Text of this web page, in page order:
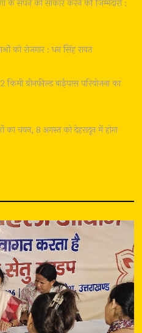
के सपने को साकार करने की जिम्मेदारी :
को रोजगार : धन सिंह रावत
ग्रीनफील्ड बाईपास परियोजना का
का चयन, 8 अगस्त को देहरादून में होगा